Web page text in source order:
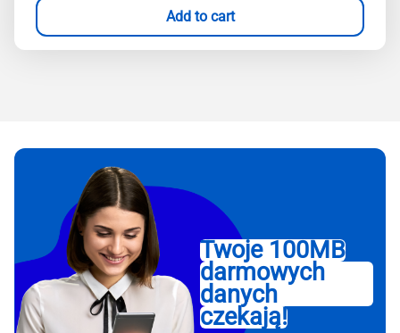
Add to cart
Twoje 100MB
darmowych
danych
czekają!